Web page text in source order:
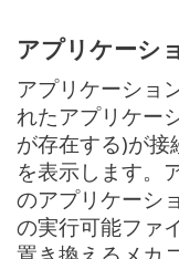
アプリケーシ
アプリケーショ
れたアプリケー
が存在する)が接
を表示します。
のアプリケーシ
の実行可能ファ